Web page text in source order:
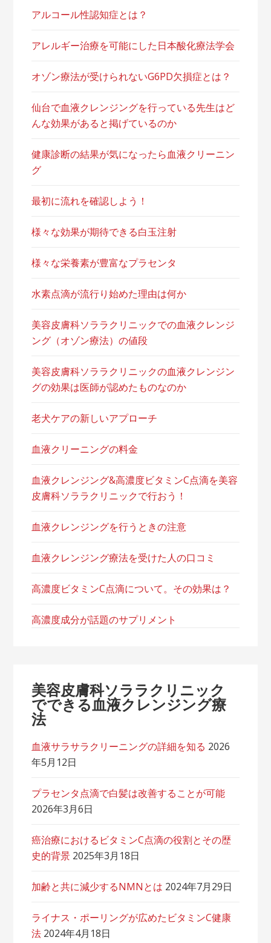
アルコール性認知症とは？
アレルギー治療を可能にした日本酸化療法学会
オゾン療法が受けられないG6PD欠損症とは？
仙台で血液クレンジングを行っている先生はど
んな効果があると掲げているのか
健康診断の結果が気になったら血液クリーニン
グ
最初に流れを確認しよう！
様々な効果が期待できる白玉注射
様々な栄養素が豊富なプラセンタ
水素点滴が流行り始めた理由は何か
美容皮膚科ソララクリニックでの血液クレンジ
ング（オゾン療法）の値段
美容皮膚科ソララクリニックの血液クレンジン
グの効果は医師が認めたものなのか
老犬ケアの新しいアプローチ
血液クリーニングの料金
血液クレンジング&高濃度ビタミンC点滴を美容
皮膚科ソララクリニックで行おう！
血液クレンジングを行うときの注意
血液クレンジング療法を受けた人の口コミ
高濃度ビタミンC点滴について。その効果は？
高濃度成分が話題のサプリメント
美容皮膚科ソララクリニック
でできる血液クレンジング療
法
血液サラサラクリーニングの詳細を知る 2026
年5月12日
プラセンタ点滴で白髪は改善することが可能
2026年3月6日
癌治療におけるビタミンC点滴の役割とその歴
史的背景 2025年3月18日
加齢と共に減少するNMNとは 2024年7月29日
ライナス・ポーリングが広めたビタミンC健康
法 2024年4月18日